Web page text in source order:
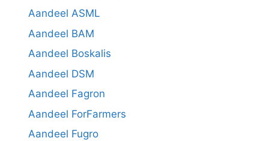
Aandeel ASML
Aandeel BAM
Aandeel Boskalis
Aandeel DSM
Aandeel Fagron
Aandeel ForFarmers
Aandeel Fugro